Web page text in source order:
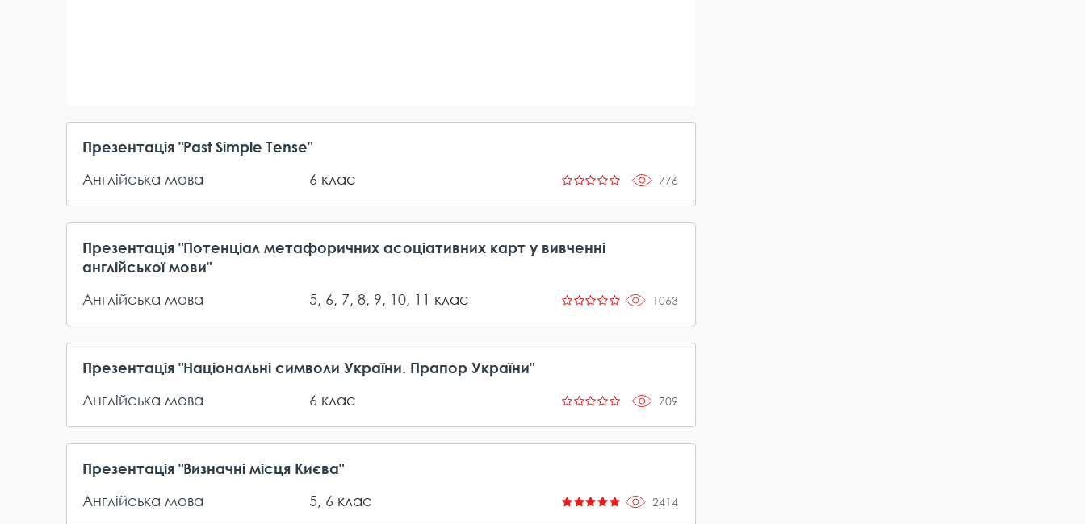
Презентація "Past Simple Tense"
Англійська мова
6клас 776
Презентація "Потенціал метафоричних асоціативних карт у вивченні
англійської мови"
Англійська мова
5, 6, 7, 8, 9, 10, 11 клас 1063
Презентація "Національні символи України. Прапор України"
Англійська мова
6клас 709
Презентація "Визначні місця Києва"
Англійська мова
5, 6клас 2414